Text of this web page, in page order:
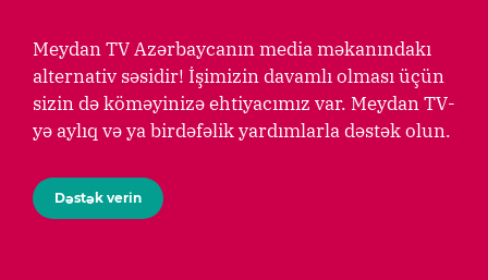
Meydan TV Azərbaycanın media məkanındakı
alternativ səsidir! İşimizin davamlı olması üçün
sizin də köməyinizə ehtiyacımız var. Meydan TV-
yə aylıq və ya birdəfəlik yardımlarla dəstək olun.
Dəstək verin